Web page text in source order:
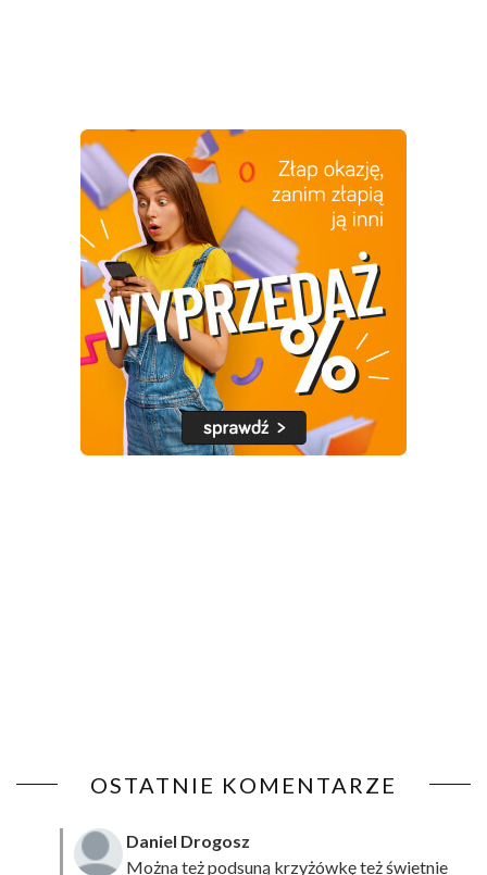
OSTATNIE KOMENTARZE
Daniel Drogosz
Można też podsuną krzyżówkęteż świetnie